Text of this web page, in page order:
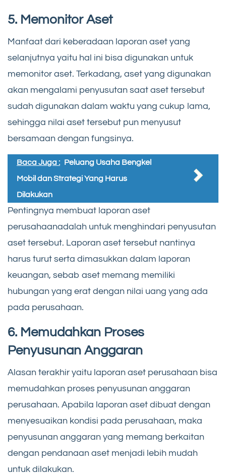
5. Memonitor Aset
Manfaat dari keberadaan laporan aset yang
selanjutnya yaitu hal ini bisa digunakan untuk
memonitor aset. Terkadang, aset yang digunakan
akan mengalami penyusutan saat aset tersebut
sudah digunakan dalam waktu yang cukup lama,
sehingga nilai aset tersebut pun menyusut
bersamaan dengan fungsinya.
Baca Juga : Peluang Usaha Bengkel
Mobil dan Strategi Yang Harus
Dilakukan
Pentingnya membuat laporan aset
perusahaanadalah untuk menghindari penyusutan
aset tersebut. Laporan aset tersebut nantinya
harus turut serta dimasukkan dalam laporan
keuangan, sebab aset memang memiliki
hubungan yang erat dengan nilai uang yang ada
pada perusahaan.
6. Memudahkan Proses
Penyusunan Anggaran
Alasan terakhir yaitu laporan aset perusahaan bisa
memudahkan proses penyusunan anggaran
perusahaan. Apabila laporan aset dibuat dengan
menyesuaikan kondisi pada perusahaan, maka
penyusunan anggaran yang memang berkaitan
dengan pendanaan aset menjadi lebih mudah
untuk dilakukan.